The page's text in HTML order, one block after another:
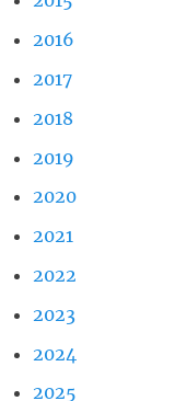
2016
2017
2018
2019
2020
2021
2022
2023
2024
2025